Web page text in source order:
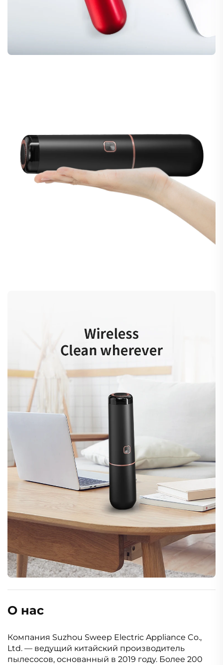
О нас
Компания Suzhou Sweep Electric Appliance Co.,
Ltd. — ведущий китайский производитель
пылесосов, основанный в 2019 году. Более 200